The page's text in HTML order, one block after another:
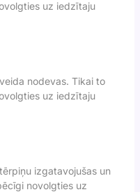
uz iedzītaju
nodevas. Tikai to
uz iedzītaju
izgatavojušas un
novolgties uz